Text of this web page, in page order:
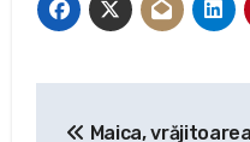
Maica, vrăjitoarea